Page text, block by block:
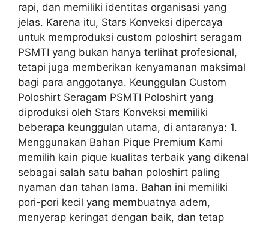
rapi, dan memiliki identitas organisasi yang
jelas. Karena itu, Stars Konveksi dipercaya
untuk memproduksi custom poloshirt seragam
PSMTI yang bukan hanya terlihat profesional,
tetapi juga memberikan kenyamanan maksimal
bagi para anggotanya. Keunggulan Custom
Poloshirt Seragam PSMTI Poloshirt yang
diproduksi oleh Stars Konveksi memiliki
beberapa keunggulan utama, di antaranya: 1.
Menggunakan Bahan Pique Premium Kami
memilih kain pique kualitas terbaik yang dikenal
sebagai salah satu bahan poloshirt paling
nyaman dan tahan lama. Bahan ini memiliki
pori-pori kecil yang membuatnya adem,
menyerap keringat dengan baik, dan tetap